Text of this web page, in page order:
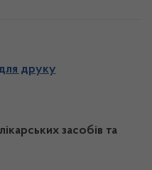
друку
засобів та